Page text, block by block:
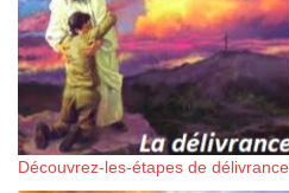
Découvrez-les-étapes de délivrance